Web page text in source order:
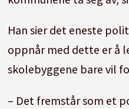
Han sier det eneste
oppnår med dette er å
skolebyggene bare vil
– Det fremstår som et